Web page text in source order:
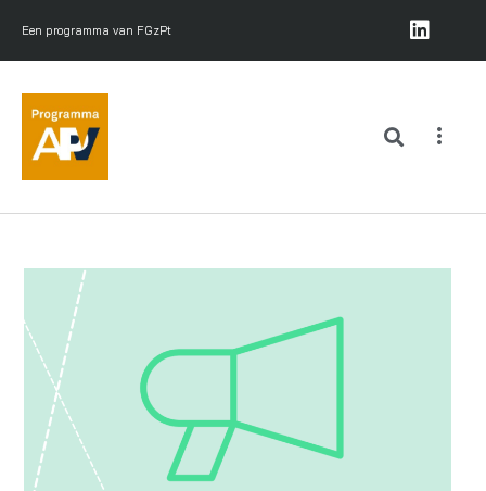
Een programma van FGzPt